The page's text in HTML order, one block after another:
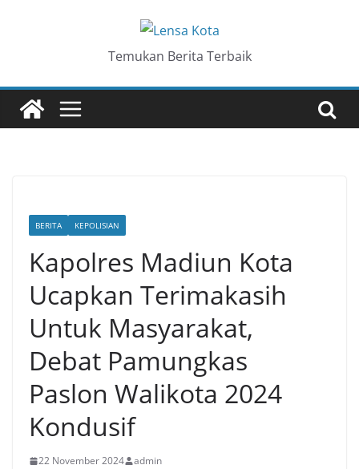
Temukan Berita Terbaik
BERITA KEPOLISIAN
Kapolres Madiun Kota
Ucapkan Terimakasih
Untuk Masyarakat,
Debat Pamungkas
Paslon Walikota 2024
Kondusif
22 November 2024 admin